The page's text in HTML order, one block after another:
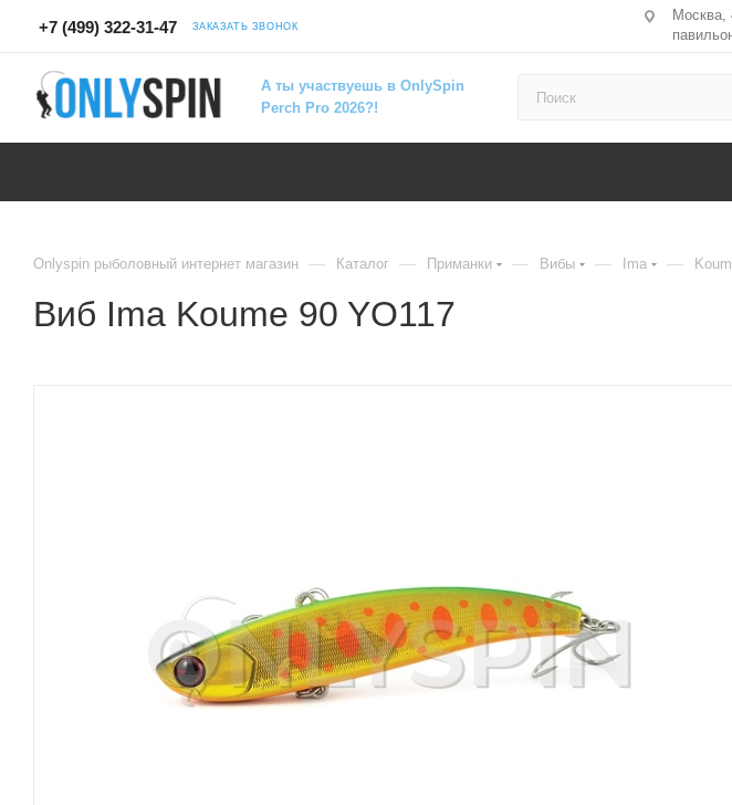
+7 (499) 322-31-47 ЗАКАЗАТЬ ЗВОНОК
А ты участвуешь в OnlySpin
Perch Pro 2026?!
Onlyspin рыболовный интернет магазин — Каталог — Приманки — Вибы — Ima —
Виб Ima Koume 90 YO117